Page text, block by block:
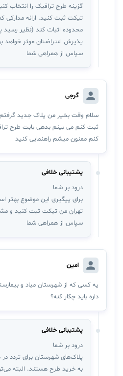
گزینه طرح ترافیک را انتخاب
تیکت ثبت کنید. ارا‌ئه مدارکی
محدوده اثبات کند (نظیر رسید
پذیرش اعتراضتان موثر خواهد
سپاس از همراهی شما
گرجی
سلام وقت بخیر من پلاک جدید گرفتم
ثبت کنم می بینم بدهی بابت طرح
کنم ممنون میشم راهنمایی کنید
پشتیبانی خلافی
درود بر شما
برای پیگیری این موضوع بهتر
تهران من تیکت ثبت کنید و
سپاس از همراهی شما
امین
یه کسی که از شهرستان میاد و
داره باید چکار کنه؟
پشتیبانی خلافی
درود بر شما
پلاک‌های شهرستان برای تردد